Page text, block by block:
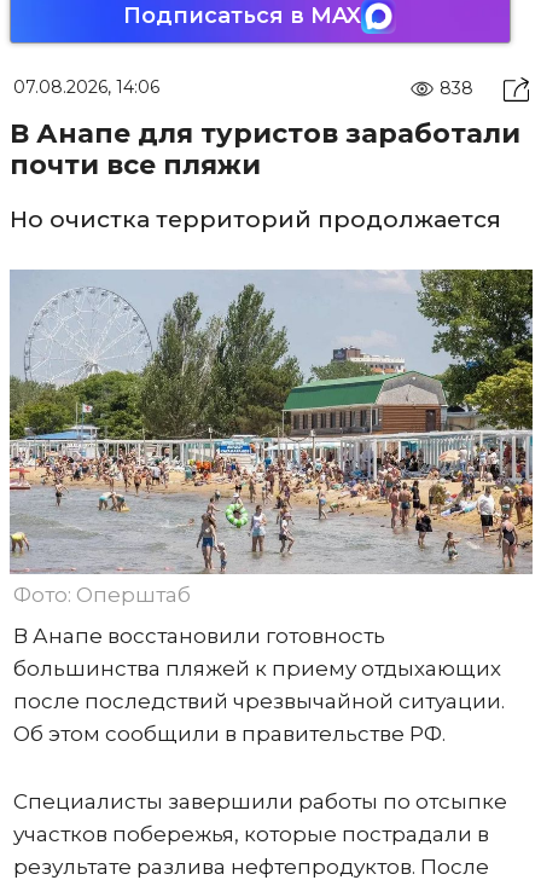
Подписаться в MAX
07.08.2026, 14:06 838
В Анапе для туристов заработали
почти все пляжи
Но очистка территорий продолжается
Фото: Оперштаб
В Анапе восстановили готовность
большинства пляжей к приему отдыхающих
после последствий чрезвычайной ситуации.
Об этом сообщили в правительстве РФ.
Специалисты завершили работы по отсыпке
участков побережья, которые пострадали в
результате разлива нефтепродуктов. После